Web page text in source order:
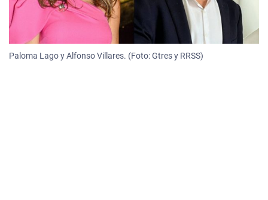
Paloma Lago y Alfonso Villares. (Foto: Gtres y RRSS)